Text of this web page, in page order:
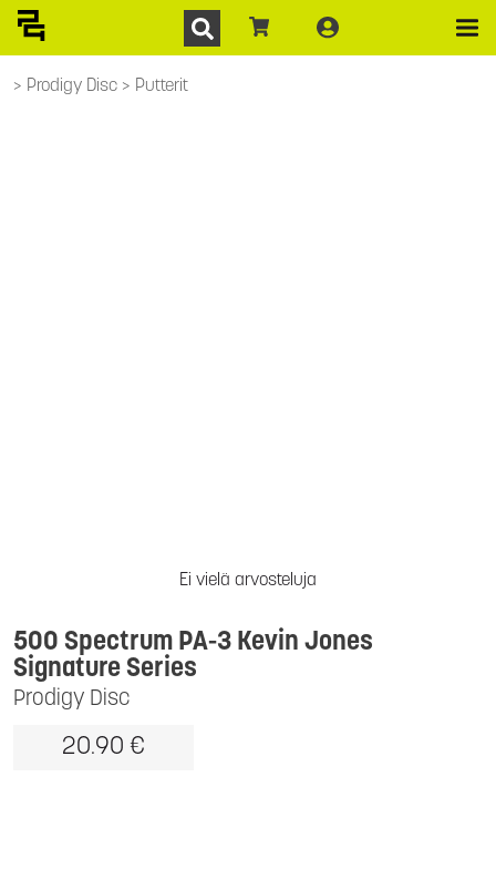
Prodigy Disc Putterit
Ei vielä arvosteluja
Prodigy Disc
500 Spectrum PA-3 Kevin Jones
Signature Series
20.90 €